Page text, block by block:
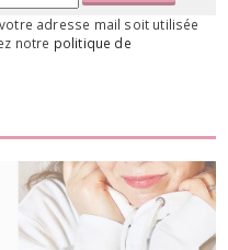
adresse mail soit utilisée
notre politique de